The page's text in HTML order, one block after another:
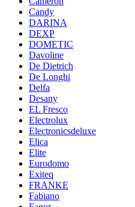
Candy
DARINA
DEXP
DOMETIC
Davoline
De Dietrich
De Longhi
Delfa
Desany
EL Fresco
Electrolux
Electronicsdeluxe
Elica
Elite
Eurodomo
Exiteq
FRANKE
Fabiano